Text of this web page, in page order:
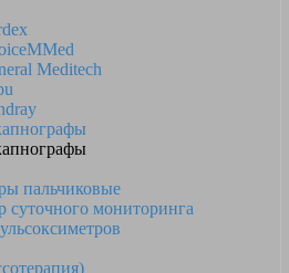
Meditech
пальчиковые
суточного мониторинга